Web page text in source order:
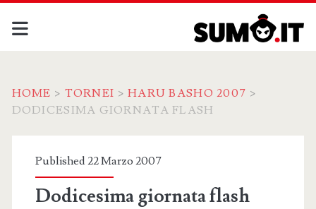
HOME > TORNEI >HARU BASHO 2007 >
DODICESIMA GIORNATA FLASH
Published 22 Marzo 2007
Dodicesima giornata flash